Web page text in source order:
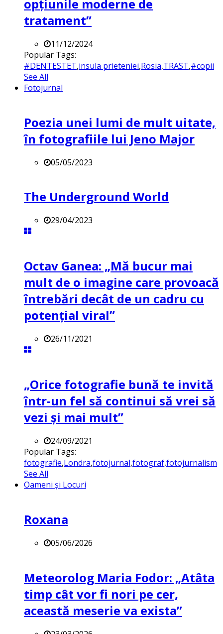
opțiunile moderne de
tratament”
11/12/2024
Popular Tags:
#DENTESTET,insula prieteniei,Rosia,TRAST,#copii
See All
Fotojurnal
Poezia unei lumi de mult uitate,
în fotografiile lui Jeno Major
05/05/2023
The Underground World
29/04/2023
Octav Ganea: „Mă bucur mai
mult de o imagine care provoacă
întrebări decât de un cadru cu
potenţial viral”
26/11/2021
„Orice fotografie bună te invită
într-un fel să continui să vrei să
vezi și mai mult”
24/09/2021
Popular Tags:
fotografie,Londra,fotojurnal,fotograf,fotojurnalism
See All
Oameni și Locuri
Roxana
05/06/2026
Meteorolog Maria Fodor: „Atâta
timp cât vor fi nori pe cer,
această meserie va exista”